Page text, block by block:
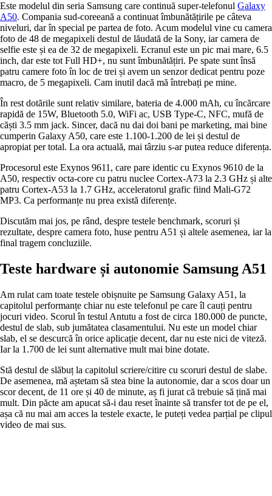
Este modelul din seria Samsung care continuă super-telefonul Galaxy
A50. Compania sud-coreeană a continuat îmbunătățirile pe câteva
niveluri, dar în special pe partea de foto. Acum modelul vine cu camera
foto de 48 de megapixeli destul de lăudată de la Sony, iar camera de
selfie este și ea de 32 de megapixeli. Ecranul este un pic mai mare, 6.5
inch, dar este tot Full HD+, nu sunt îmbunătățiri. Pe spate sunt însă
patru camere foto în loc de trei și avem un senzor dedicat pentru poze
macro, de 5 megapixeli. Cam inutil dacă mă întrebați pe mine.
În rest dotările sunt relativ similare, bateria de 4.000 mAh, cu încărcare
rapidă de 15W, Bluetooth 5.0, WiFi ac, USB Type-C, NFC, mufă de
căști 3.5 mm jack. Sincer, dacă nu dai doi bani pe marketing, mai bine
cumperin Galaxy A50, care este 1.100-1.200 de lei și destul de
apropiat per total. La ora actuală, mai târziu s-ar putea reduce diferența.
Procesorul este Exynos 9611, care pare identic cu Exynos 9610 de la
A50, respectiv octa-core cu patru nuclee Cortex-A73 la 2.3 GHz și alte
patru Cortex-A53 la 1.7 GHz, acceleratorul grafic fiind Mali-G72
MP3. Ca performanțe nu prea există diferențe.
Discutăm mai jos, pe rând, despre testele benchmark, scoruri și
rezultate, despre camera foto, huse pentru A51 și altele asemenea, iar la
final tragem concluziile.
Teste hardware și autonomie Samsung A51
Am rulat cam toate testele obișnuite pe Samsung Galaxy A51, la
capitolul performanțe chiar nu este telefonul pe care îl cauți pentru
jocuri video. Scorul în testul Antutu a fost de circa 180.000 de puncte,
destul de slab, sub jumătatea clasamentului. Nu este un model chiar
slab, el se descurcă în orice aplicație decent, dar nu este nici de viteză.
Iar la 1.700 de lei sunt alternative mult mai bine dotate.
Stă destul de slăbuț la capitolul scriere/citire cu scoruri destul de slabe.
De asemenea, mă aștetam să stea bine la autonomie, dar a scos doar un
scor decent, de 11 ore și 40 de minute, aș fi jurat că trebuie să țină mai
mult. Din păcte am apucat să-i dau reset înainte să transfer tot de pe el,
așa că nu mai am acces la testele exacte, le puteți vedea parțial pe clipul
video de mai sus.